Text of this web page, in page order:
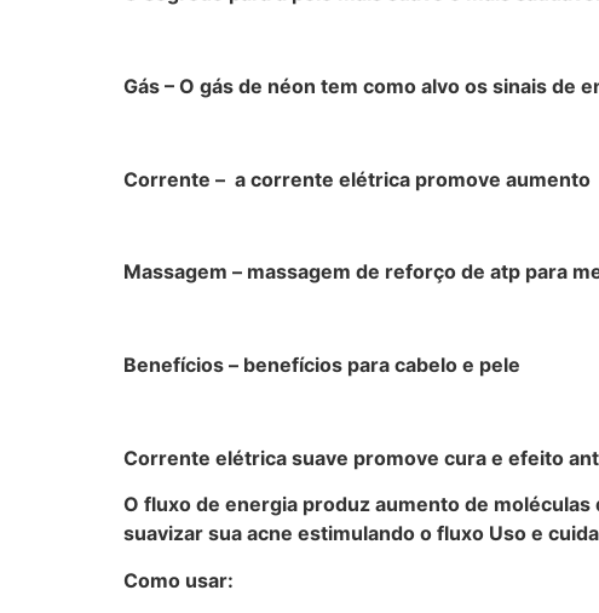
Gás – O gás de néon tem como alvo os sinais de
Corrente – a corrente elétrica promove
Massagem – massagem de reforço de atp para
Benefícios – benefícios para cabelo e pele
Corrente elétrica suave promove cura e efeito
O fluxo de energia produz aumento de
suavizar sua acne estimulando o fluxo Uso e
Como usar: